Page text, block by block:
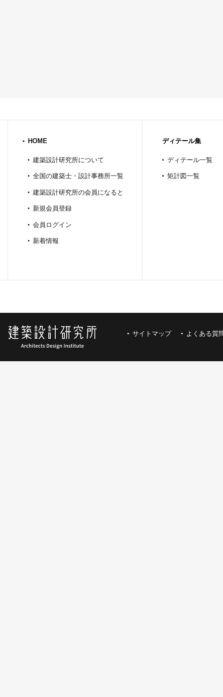
HOME
建築設計研究所について
全国の建築士・設計事務所一覧
建築設計研究所の会員になると
新規会員登録
会員ログイン
新着情報
ディテール集
ディテール一覧
矩計図一覧
サイトマップ よくある質